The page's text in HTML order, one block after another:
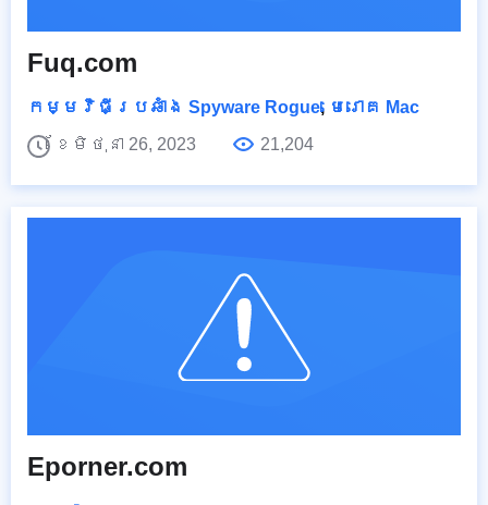
Fuq.com
កម្មវិធីប្រឆាំង Spyware Rogue, មេរោគ Mac
ខែមិថុនា 26, 2023
21,204
Eporner.com